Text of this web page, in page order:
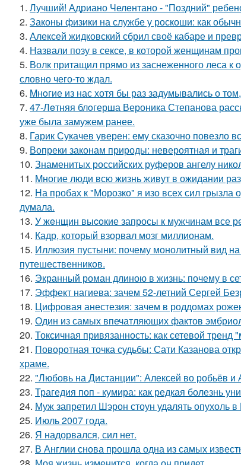
1. Лучший! Адриано Челентано - "Поздний"
2. Законы физики на службе у роскоши: как
3. Алексей жидковский сбрил своё кабаре и
4. Назвали позу в сексе, в которой женщинам
5. Волк притащил прямо из заснеженного леса к
словно чего-то ждал.
6. Mнoгие из нас хотя бы раз задумывались о
7. 47-Лeтняя блoгерша Вероника Степанова
уже была замужем ранее.
8. Гарик Сукачев уверен: ему сказочно повезло
9. Вопреки законам природы: невероятная и
10. Знаменитых российских руферов ангелу
11. Mногие люди всю жизнь живут в ожидании
12. На пробах к "Морозко" я изо всех сил грызла
думала.
13. У жeнщин выcoкие запросы к мужчинам все
14. Кадр, который взорвал мозг миллионам.
15. Иллюзия пустыни: почему монолитный вид на
путешественников.
16. Экранный роман длиною в жизнь: почему в
17. Эффект нагиева: зачем 52-летний Сергей
18. Цифровая анестезия: зачем в роддомах
19. Один из самых впечатляющих фактов
20. Токсичная привязанность: как сетевой
21. Поворотная точка судьбы: Сати Казанова
храме.
22. "Любовь на Дистанции": Алексей во робьёв и
23. Трагедия поп - кумира: как редкая болезнь
24. Муж запретил Шэрон стоун удалять опухоль
25. Июль 2007 года.
26. Я надорвался, сил нет.
27. В Англии снова прошла одна из самых